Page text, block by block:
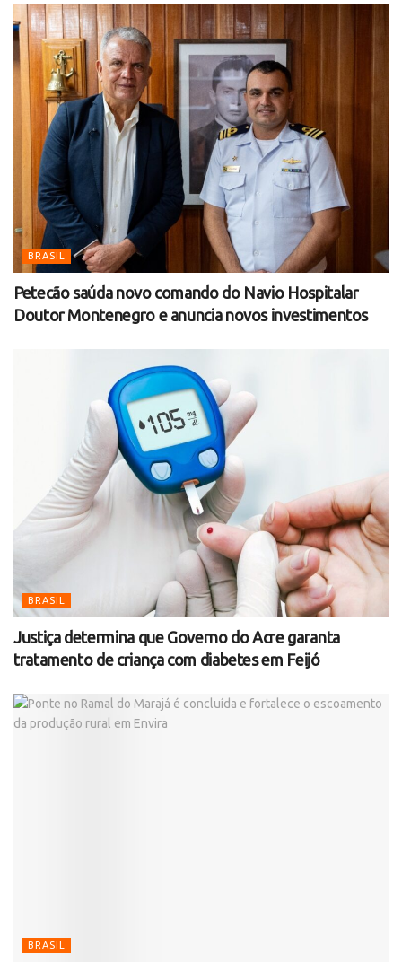
BRASIL
Petecão saúda novo comando do Navio Hospitalar
Doutor Montenegro e anuncia novos investimentos
BRASIL
Justiça determina que Governo do Acre garanta
tratamento de criança com diabetes em Feijó
BRASIL